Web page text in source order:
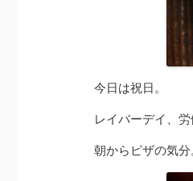
今日は祝日。
レイバーデイ、労
朝からピザの気分